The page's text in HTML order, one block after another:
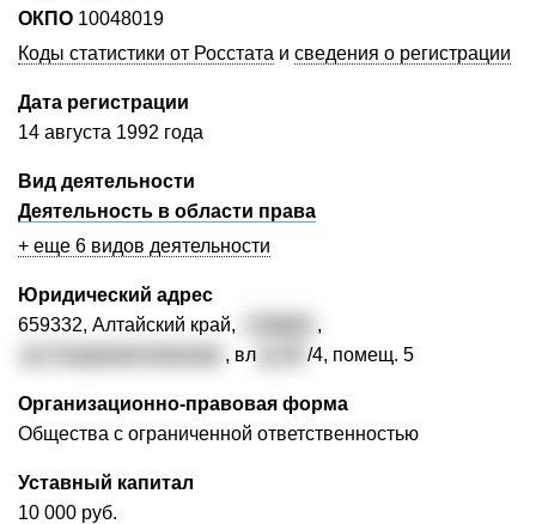
ОКПО 10048019
Коды статистики от Росстата и сведения о регистрации
Дата регистрации
14 августа 1992 года
Вид деятельности
Деятельность в области права
+ еще 6 видов деятельности
Юридический адрес
659332, Алтайский край,
,
, вл /4, помещ. 5
Организационно-правовая форма
Общества с ограниченной ответственностью
Уставный капитал
10 000 руб.